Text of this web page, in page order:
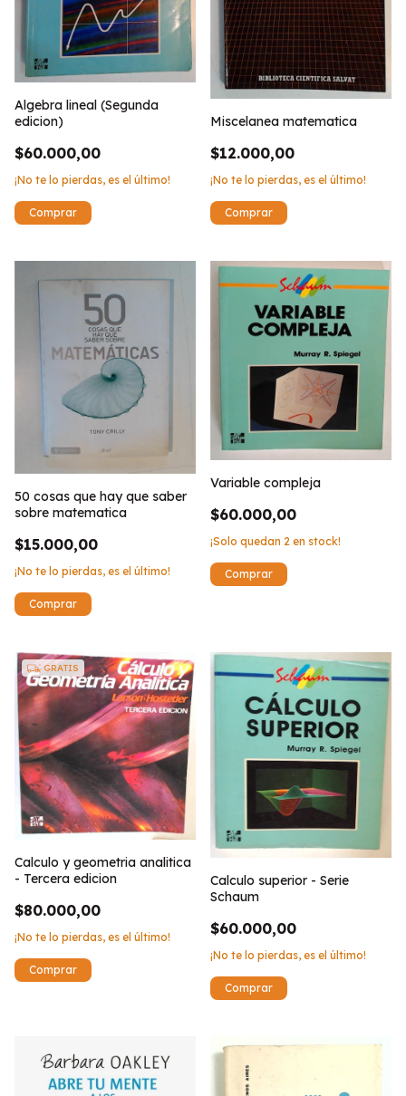
Algebra lineal (Segunda
edicion)
$60.000,00
¡No te lo pierdas, es el último!
Miscelanea matematica
$12.000,00
¡No te lo pierdas, es el último!
50 cosas que hay que saber
sobre matematica
$15.000,00
¡No te lo pierdas, es el último!
Variable compleja
$60.000,00
¡Solo quedan 2 en stock!
GRATIS
Calculo y geometria analitica
- Tercera edicion
$80.000,00
¡No te lo pierdas, es el último!
Calculo superior - Serie
Schaum
$60.000,00
¡No te lo pierdas, es el último!